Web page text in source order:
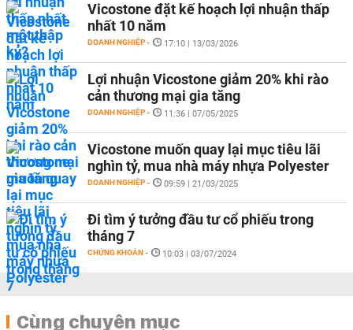
Vicostone đặt kế hoạch lợi nhuận thấp
nhất 10 năm
DOANH NGHIỆP - 17:10 | 13/03/2026
Lợi nhuận Vicostone giảm 20% khi rào
cản thương mại gia tăng
DOANH NGHIỆP - 11:36 | 07/05/2025
Vicostone muốn quay lại mục tiêu lãi
nghìn tỷ, mua nhà máy nhựa Polyester
DOANH NGHIỆP - 09:59 | 21/03/2025
Đi tìm ý tưởng đầu tư cổ phiếu trong
tháng 7
CHỨNG KHOÁN - 10:03 | 03/07/2024
Cùng chuyên mục